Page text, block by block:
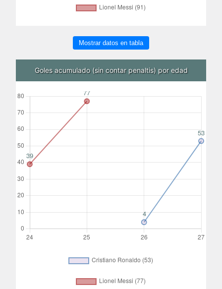
Mostrar datos en tabla
Goles acumulado (sin contar penaltis) por edad